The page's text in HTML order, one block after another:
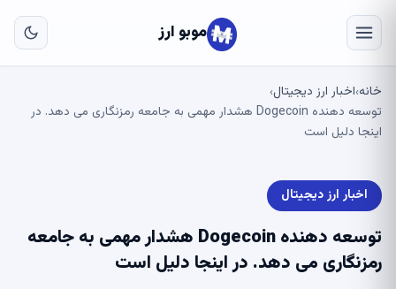
موبو ارز
خانه›اخبار ارز دیجیتال›
توسعه دهنده Dogecoin هشدار مهمی به جامعه رمزنگاری می دهد. در
اینجا دلیل است
اخبار ارز دیجیتال
توسعه دهنده Dogecoin هشدار مهمی به جامعه
رمزنگاری می دهد. در اینجا دلیل است